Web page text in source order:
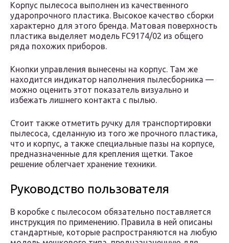
Корпус пылесоса выполнен из качественного
ударопрочного пластика. Высокое качество сборки
характерно для этого бренда. Матовая поверхность
пластика выделяет модель FC9174/02 из общего
ряда похожих приборов.
Кнопки управления вынесены на корпус. Там же
находится индикатор наполнения пылесборника —
можно оценить этот показатель визуально и
избежать лишнего контакта с пылью.
Стоит также отметить ручку для транспортировки
пылесоса, сделанную из того же прочного пластика,
что и корпус, а также специальные пазы на корпусе,
предназначенные для крепления щетки. Такое
решение облегчает хранение техники.
Руководство пользователя
В коробке с пылесосом обязательно поставляется
инструкция по применению. Правила в ней описаны
стандартные, которые распространяются на любую